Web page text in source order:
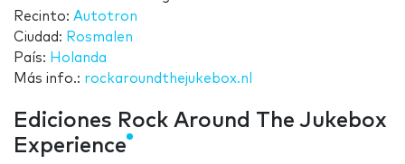
Recinto: Autotron
Ciudad: Rosmalen
País: Holanda
Más info.: rockaroundthejukebox.nl
Ediciones Rock Around The Jukebox
Experience